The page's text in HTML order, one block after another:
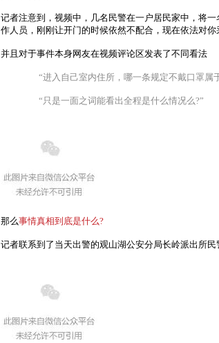
记者注意到，视频中，几名民警在一户居民家中，将
作人员，刚刚让开门的时候依然不配合，现在依法对你
并且 对于事件本身网友在视频评论区发表了不同看法
“进入自己室内住所，哪一条规定不戴口罩
“只是一面之词能看出全程是什么情况么?”
那么事情真相到底是什么?
记者联系到了当天出警的观山湖公安分局长岭派出所民